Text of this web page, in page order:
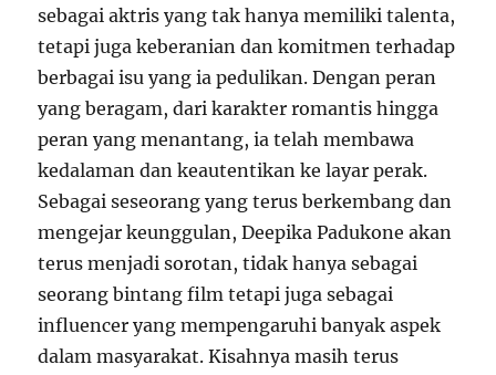
sebagai aktris yang tak hanya memiliki talenta,
tetapi juga keberanian dan komitmen terhadap
berbagai isu yang ia pedulikan. Dengan peran
yang beragam, dari karakter romantis hingga
peran yang menantang, ia telah membawa
kedalaman dan keautentikan ke layar perak.
Sebagai seseorang yang terus berkembang dan
mengejar keunggulan, Deepika Padukone akan
terus menjadi sorotan, tidak hanya sebagai
seorang bintang film tetapi juga sebagai
influencer yang mempengaruhi banyak aspek
dalam masyarakat. Kisahnya masih terus